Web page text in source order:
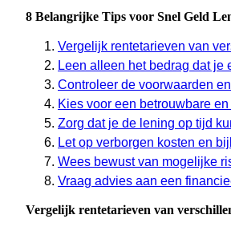
8 Belangrijke Tips voor Snel Geld
Vergelijk rentetarieven van
Leen alleen het bedrag dat je
Controleer de voorwaarden
Kies voor een betrouwbare
Zorg dat je de lening op tijd
Let op verborgen kosten en
Wees bewust van mogelijke
Vraag advies aan een
Vergelijk rentetarieven van